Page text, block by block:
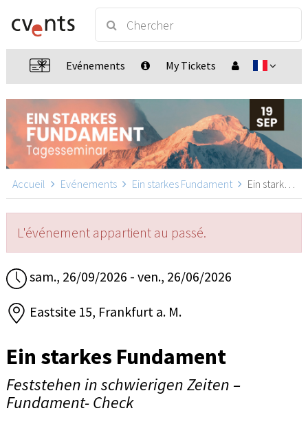
Evénements My Tickets
Accueil Evénements Ein starkes Fundament Ein starkes Fundament, Frankfurt a. M.
L'événement appartient au passé.
sam., 26/09/2026 - ven., 26/06/2026
Eastsite 15, Frankfurt a. M.
Ein starkes Fundament
Feststehen in schwierigen Zeiten –
Fundament- Check